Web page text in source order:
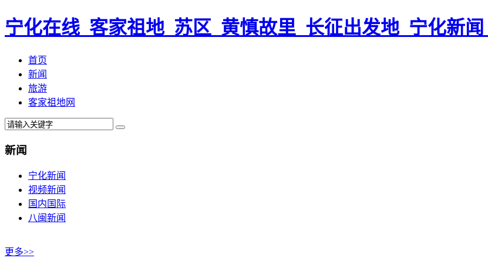
宁化在线_客家祖地_苏区_黄慎故里_长征出发地_宁化新
首页
新闻
旅游
客家祖地网
新闻
宁化新闻
视频新闻
国内国际
八闽新闻
更多>>